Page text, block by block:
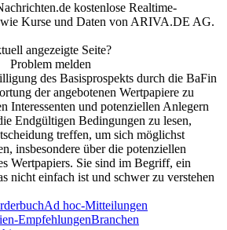
kostenlose Realtime-
Kurse und Daten von ARIVA.DE AG.
angezeigte Seite?
Problem melden
des Basisprospekts durch die BaFin
der angebotenen Wertpapiere zu
Interessenten und potenziellen Anlegern
Endgültigen Bedingungen zu lesen,
treffen, um sich möglichst
insbesondere über die potenziellen
Wertpapiers. Sie sind im Begriff, ein
nicht einfach ist und schwer zu verstehen
Ad hoc-Mitteilungen
EmpfehlungenBranchen